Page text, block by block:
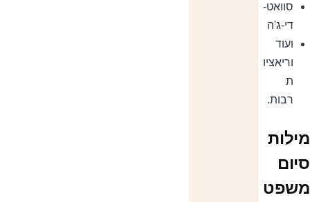
סוואט-
די-ג'ה
ועוד
וריאציו
ת
רבות.